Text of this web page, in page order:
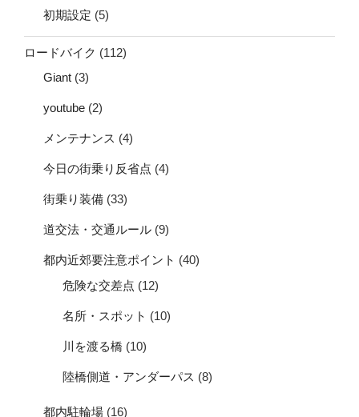
初期設定 (5)
ロードバイク (112)
Giant (3)
youtube (2)
メンテナンス (4)
今日の街乗り反省点 (4)
街乗り装備 (33)
道交法・交通ルール (9)
都内近郊要注意ポイント (40)
危険な交差点 (12)
名所・スポット (10)
川を渡る橋 (10)
陸橋側道・アンダーパス (8)
都内駐輪場 (16)